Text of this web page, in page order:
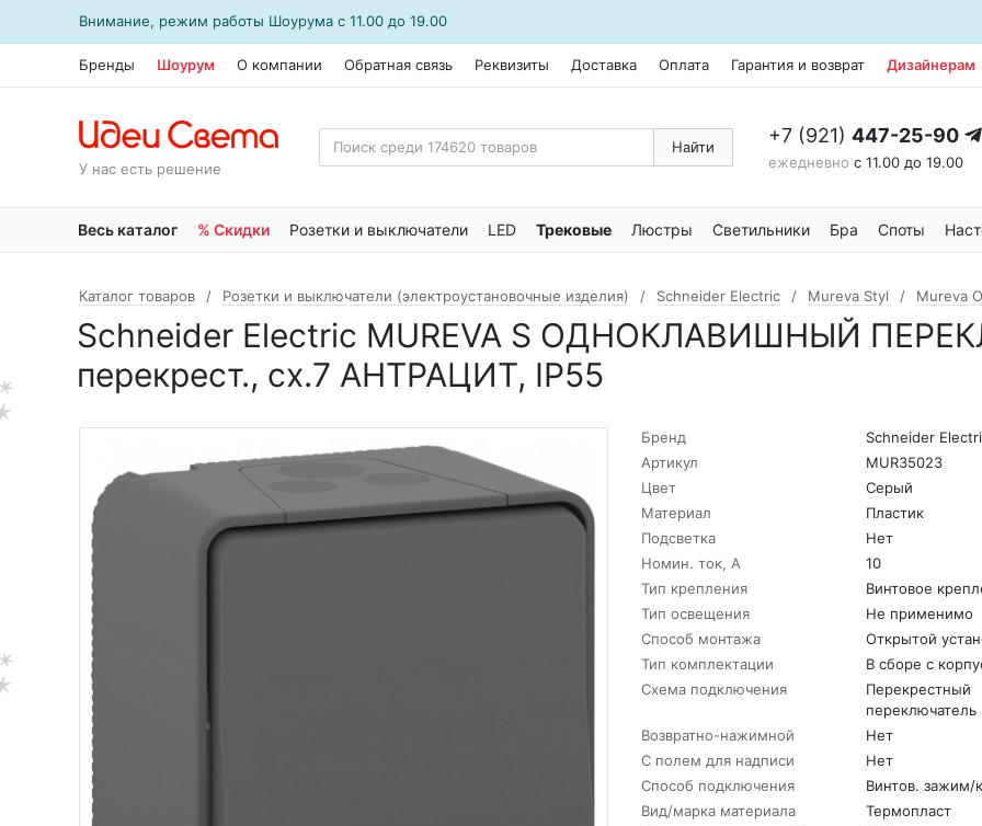
Внимание, режим работы Шоурума с 11.00 до 19.00
Бренды Шоурум О компании Обратная связь Реквизиты Доставка Оплата Гарантия и возврат Дизайнерам
У нас есть решение
Найти +7 (921) 447-25-90
ежедневно с 11.00 до 19.00
Весь каталог % Скидки Розетки и выключатели LED Трековые Люстры Светильники Бра Споты
Каталог товаров Розетки и выключатели (электроустановочные изделия) Schneider Electric Mureva Styl Mureva
Schneider Electric MUREVA S ОДНОКЛАВИШНЫЙ
перекрест., сх.7 АНТРАЦИТ, IP55
Бренд
Schneider
Артикул
MUR35023
Цвет
Серый
Материал
Пластик
Подсветка
Нет
Номин. ток, А
10
Тип крепления
Винтовое
Тип освещения
Не применимо
Способ монтажа
Открытой
Тип комплектации
В сборе с
Схема подключения
Перекрестный
переключатель
Возвратно-нажимной
Нет
С полем для надписи
Нет
Способ подключения
Винтов. зажим/
Вид/марка материала
Термопласт